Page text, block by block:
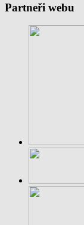
Partneři webu